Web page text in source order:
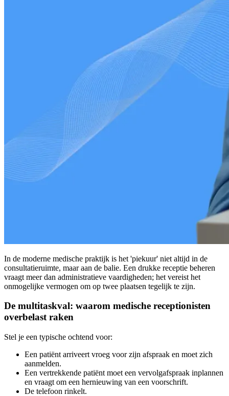
In de moderne medische praktijk is het 'piekuur' niet altijd in de
consultatieruimte, maar aan de balie. Een drukke receptie beheren
vraagt meer dan administratieve vaardigheden; het vereist het
onmogelijke vermogen om op twee plaatsen tegelijk te zijn.
De multitaskval: waarom medische receptionisten
overbelast raken
Stel je een typische ochtend voor:
Een patiënt arriveert vroeg voor zijn afspraak en moet zich
aanmelden.
Een vertrekkende patiënt moet een vervolgafspraak inplannen
en vraagt om een hernieuwing van een voorschrift.
De telefoon rinkelt.